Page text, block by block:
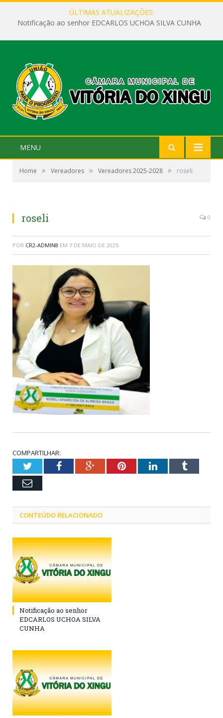
ÚLTIMAS ATUALIZAÇÕES:
Notificação ao senhor EDCARLOS UCHOA SILVA CUNHA
MENU
Home » Vereadores » Vereadores 2025-2028 » roseli
roseli 0
POR CR2-ADMIN8 EM 7 DE MAIO DE 2025
COMPARTILHAR:
TwitterFacebookGoogle+PinterestLinkedInTumblr
Email
CONTEÚDO RELACIONADO
Notificação ao senhor
EDCARLOS UCHOA SILVA
CUNHA